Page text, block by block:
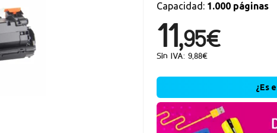
Crea una
Capacidad: 1.000 páginas
11,95€
Sin IVA: 9,88€
¿Es